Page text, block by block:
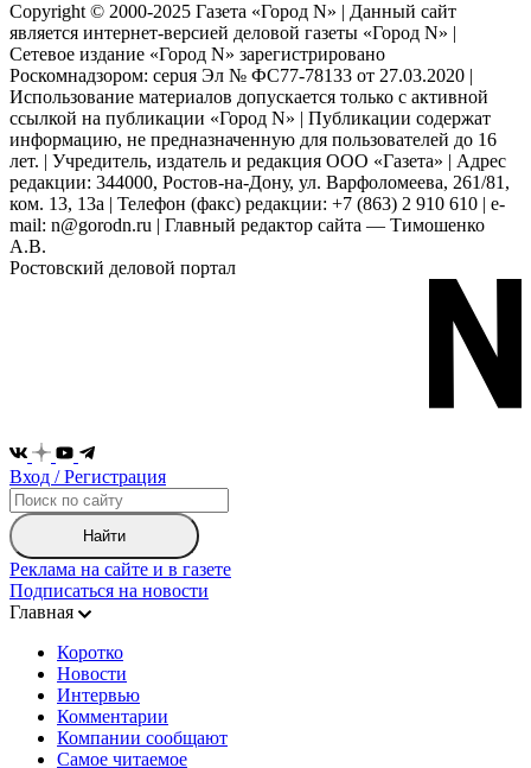
Copyright © 2000-2025 Газета «Город N» | Данный сайт
является интернет-версией деловой газеты «Город N» |
Сетевое издание «Город N» зарегистрировано
Роскомнадзором: серuя Эл № ФС77-78133 от 27.03.2020 |
Использование материалов допускается только с активной
ссылкой на публикации «Город N» | Публикации содержат
информацию, не предназначенную для пользователей до 16
лет. | Учредитель, издатель и редакция ООО «Газета» | Адрес
редакции: 344000, Ростов-на-Дону, ул. Варфоломеева, 261/81,
ком. 13, 13а | Телефон (факс) редакции: +7 (863) 2 910 610 | e-
mail: n@gorodn.ru | Главный редактор сайта — Тимошенко
А.В.
Ростовский деловой портал
Вход / Регистрация
Найти
Реклама на сайте и в газете
Подписаться на новости
Главная
Коротко
Новости
Интервью
Комментарии
Компании сообщают
Самое читаемое